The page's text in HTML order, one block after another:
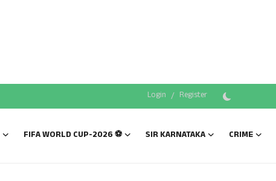
Login / Register
FIFA WORLD CUP-2026 ⚽ SIR KARNATAKA CRIME